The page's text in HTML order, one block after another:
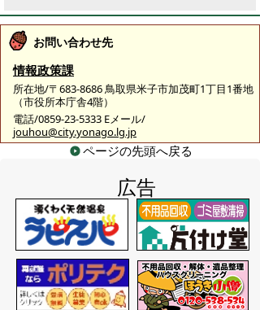
お問い合わせ先
情報政策課
所在地/〒683-8686 鳥取県米子市加茂町1丁目1番地
（市役所本庁舎4階）
電話/0859-23-5333 Eメール/
jouhou@city.yonago.lg.jp
ページの先頭へ戻る
広告